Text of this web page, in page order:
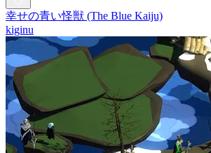
幸せの青い怪獣 (The Blue Kaiju)
kiginu